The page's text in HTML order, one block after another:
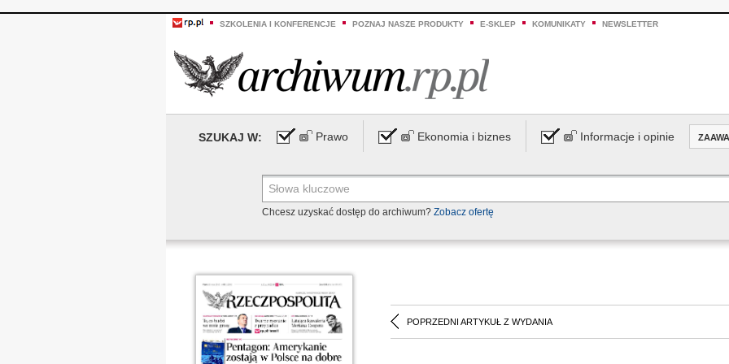
SZKOLENIA I KONFERENCJE POZNAJ NASZE PRODUKTY E-SKLEP KOMUNIKATY NEWSLETTER
SZUKAJ W: Prawo Ekonomia i biznes Informacje i opinie
Chcesz uzyskać dostęp do archiwum? Zobacz ofertę
POPRZEDNI ARTYKUŁ Z WYDANIA